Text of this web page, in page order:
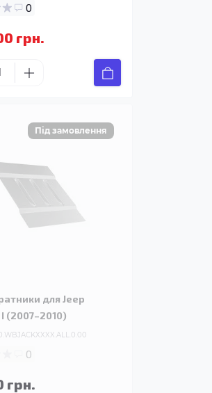
0
грн.
для Jeep
(2007–2010)
0
грн.